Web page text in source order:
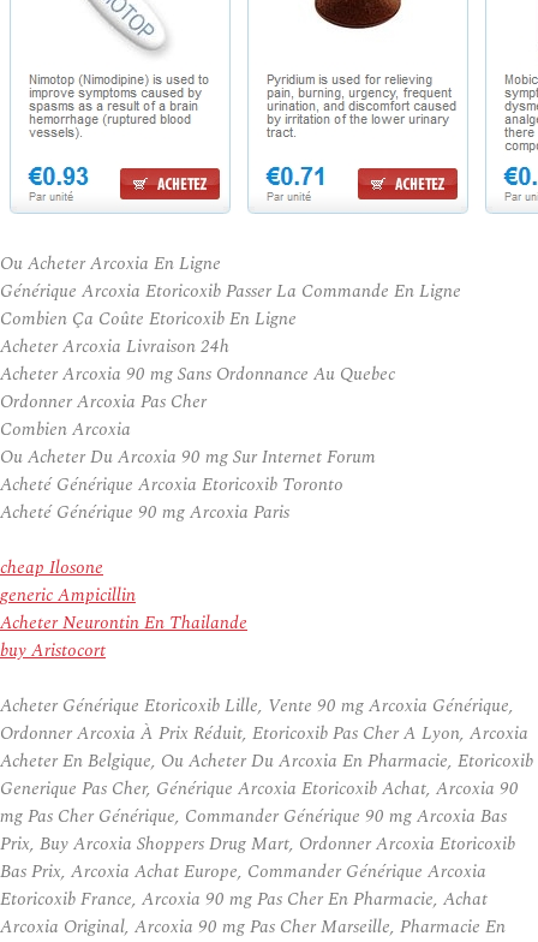
Ou Acheter Arcoxia En Ligne
Générique Arcoxia Etoricoxib Passer La Commande En Ligne
Combien Ça Coûte Etoricoxib En Ligne
Acheter Arcoxia Livraison 24h
Acheter Arcoxia 90 mg Sans Ordonnance Au Quebec
Ordonner Arcoxia Pas Cher
Combien Arcoxia
Ou Acheter Du Arcoxia 90 mg Sur Internet Forum
Acheté Générique Arcoxia Etoricoxib Toronto
Acheté Générique 90 mg Arcoxia Paris
cheap Ilosone
generic Ampicillin
Acheter Neurontin En Thailande
buy Aristocort
Acheter Générique Etoricoxib Lille, Vente 90 mg Arcoxia Générique,
Ordonner Arcoxia À Prix Réduit, Etoricoxib Pas Cher A Lyon, Arcoxia
Acheter En Belgique, Ou Acheter Du Arcoxia En Pharmacie, Etoricoxib
Generique Pas Cher, Générique Arcoxia Etoricoxib Achat, Arcoxia 90
mg Pas Cher Générique, Commander Générique 90 mg Arcoxia Bas
Prix, Buy Arcoxia Shoppers Drug Mart, Ordonner Arcoxia Etoricoxib
Bas Prix, Arcoxia Achat Europe, Commander Générique Arcoxia
Etoricoxib France, Arcoxia 90 mg Pas Cher En Pharmacie, Achat
Arcoxia Original, Arcoxia 90 mg Pas Cher Marseille, Pharmacie En